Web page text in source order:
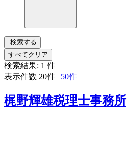
検索する
すべてクリア
検索結果: 1 件
表示件数 20件 | 50件
梶野輝雄税理士事務所